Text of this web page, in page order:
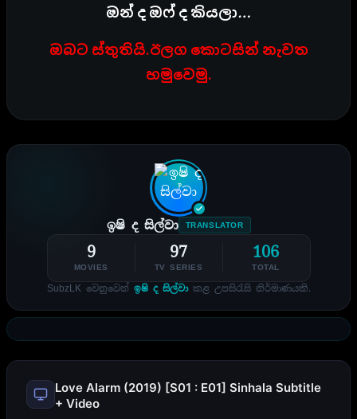
ඔන් ද ඔෆ් ද කියලා…
ඔබට ස්තුතියි.ඊලග කොටසින් නැවත
හමුවෙමු.
ඉෂි ද සිල්වා TRANSLATOR
9
MOVIES
97
TV SERIES
106
TOTAL
SubzLK වෙනුවෙන් ඉෂි ද සිල්වාකළ උපසිරැසි නිර්මාණයකි.
Love Alarm (2019) [S01 : E01] Sinhala Subtitle
+ Video